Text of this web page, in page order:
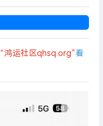
“鸿运社区qhsq.org”看